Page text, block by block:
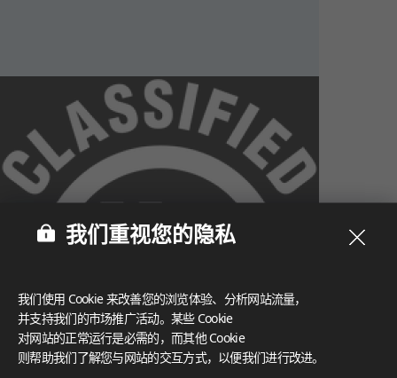
我们重视您的隐私
我们使用 Cookie 来改善您的浏览体验、分析网站流量，
并支持我们的市场推广活动。某些 Cookie
对网站的正常运行是必需的，而其他 Cookie
则帮助我们了解您与网站的交互方式，以便我们进行改进。